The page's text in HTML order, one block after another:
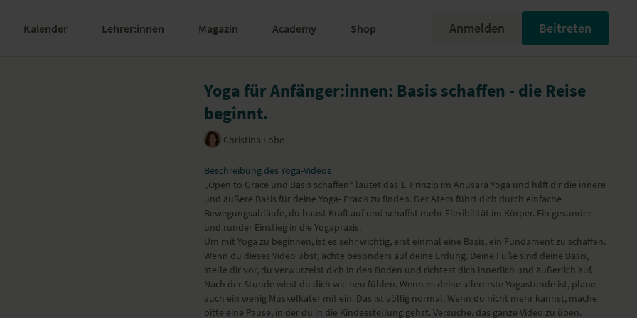
Kalender Lehrer:innen Magazin Academy Shop Anmelden Beitreten
Yoga für Anfänger:innen: Basis schaffen - die Reise
beginnt.
Christina Lobe
Beschreibung des Yoga-Videos
„Open to Grace und Basis schaffen“ lautet das 1. Prinzip im Anusara Yoga und hilft dir die innere
und äußere Basis für deine Yoga- Praxis zu finden. Der Atem führt dich durch einfache
Bewegungsabläufe, du baust Kraft auf und schaffst mehr Flexibilität im Körper. Ein gesunder
und runder Einstieg in die Yogapraxis.
Um mit Yoga zu beginnen, ist es sehr wichtig, erst einmal eine Basis, ein Fundament zu schaffen.
Wenn du dieses Video übst, achte besonders auf deine Erdung. Deine Füße sind deine Basis,
stelle dir vor, du verwurzelst dich in den Boden und richtest dich innerlich und äußerlich auf.
Nach der Stunde wirst du dich wie neu fühlen. Wenn es deine allererste Yogastunde ist, plane
auch ein wenig Muskelkater mit ein. Das ist völlig normal. Wenn du nicht mehr kannst, mache
bitte eine Pause, in der du in die Kindesstellung gehst. Versuche, das ganze Video zu üben.